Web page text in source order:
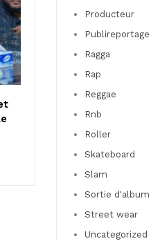
Producteur
Publireportage
Ragga
Rap
Reggae
Rnb
Roller
Skateboard
Slam
Sortie d'album
Street wear
Uncategorized